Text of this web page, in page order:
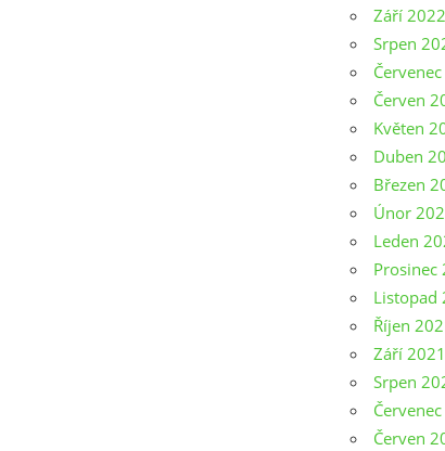
Září 2022
Srpen
Červen
Květen
Duben
Březen
Únor
Leden
Prosinec
Listopad
Říjen
Září 2021
Srpen
Červen